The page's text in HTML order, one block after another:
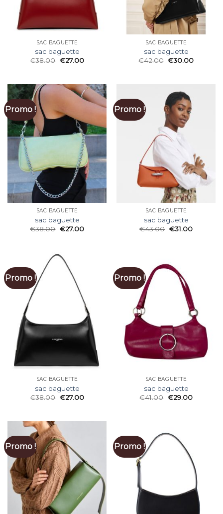
SAC BAGUETTE
sac baguette
€38.00 €27.00
SAC BAGUETTE
sac baguette
€42.00 €30.00
Promo !
SAC BAGUETTE
sac baguette
€38.00 €27.00
Promo !
SAC BAGUETTE
sac baguette
€43.00 €31.00
Promo !
SAC BAGUETTE
sac baguette
€38.00 €27.00
Promo !
SAC BAGUETTE
sac baguette
€41.00 €29.00
Promo ! Promo !